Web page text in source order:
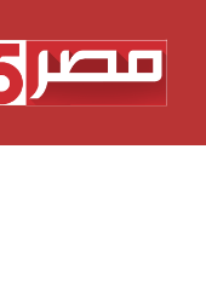
المحتوى